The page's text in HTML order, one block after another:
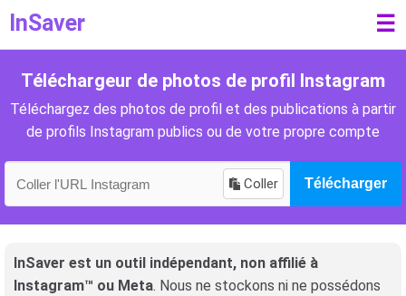
InSaver ☰
Téléchargeur de photos de profil Instagram
Téléchargez des photos de profil et des publications à partir
de profils Instagram publics ou de votre propre compte
Coller Télécharger
InSaver est un outil indépendant, non affilié à
Instagram™ ou Meta. Nous ne stockons ni ne possédons